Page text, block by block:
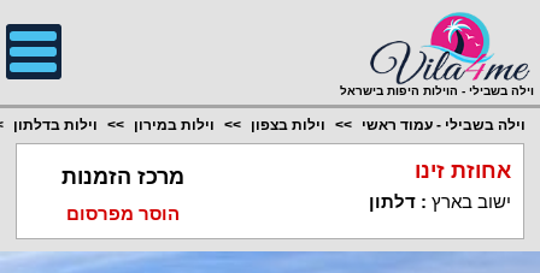
וילה בשבילי - הוילות היפות בישראל
וילה בשבילי - עמוד ראשי וילות בצפון וילות במירון וילות בדלתון
אחוזת זינו
ישוב בארץ :דלתון
מרכז הזמנות
הוסר מפרסום